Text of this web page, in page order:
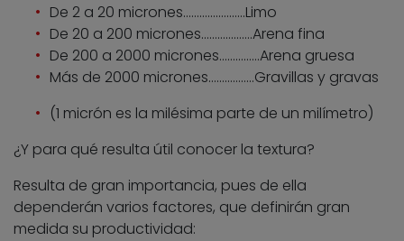
De 2 a 20 micrones…………………..Limo
De 20 a 200 micrones……………….Arena fina
De 200 a 2000 micrones……………Arena gruesa
Más de 2000 micrones……………..Gravillas y gravas
(1 micrón es la milésima parte de un milímetro)
¿Y para qué resulta útil conocer la textura?
Resulta de gran importancia, pues de ella
dependerán varios factores, que definirán gran
medida su productividad: